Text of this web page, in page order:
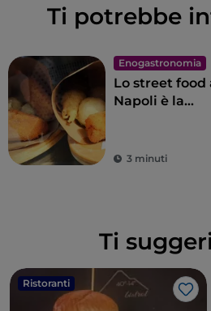
Ti potrebbe
Enogastronomia
Lo street food
Napoli è la
palato
3 minuti
Ti
Ristoranti
Like